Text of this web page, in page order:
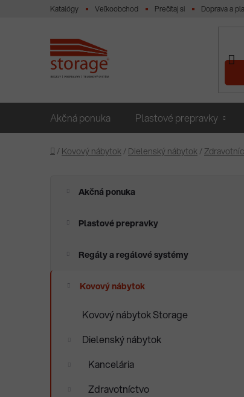
Katalógy Veľkoobchod Prečítaj si Doprava a
Akčná ponuka Plastové prepravky
Domov
/ Kovový nábytok/ Dielenský nábytok/
ý
kategórie
i
Akčná ponuka
Plastové prepravky
Regály a regálové systémy
Kovový nábytok
Kovový nábytok Storage
Dielenský nábytok
Kancelária
Zdravotníctvo